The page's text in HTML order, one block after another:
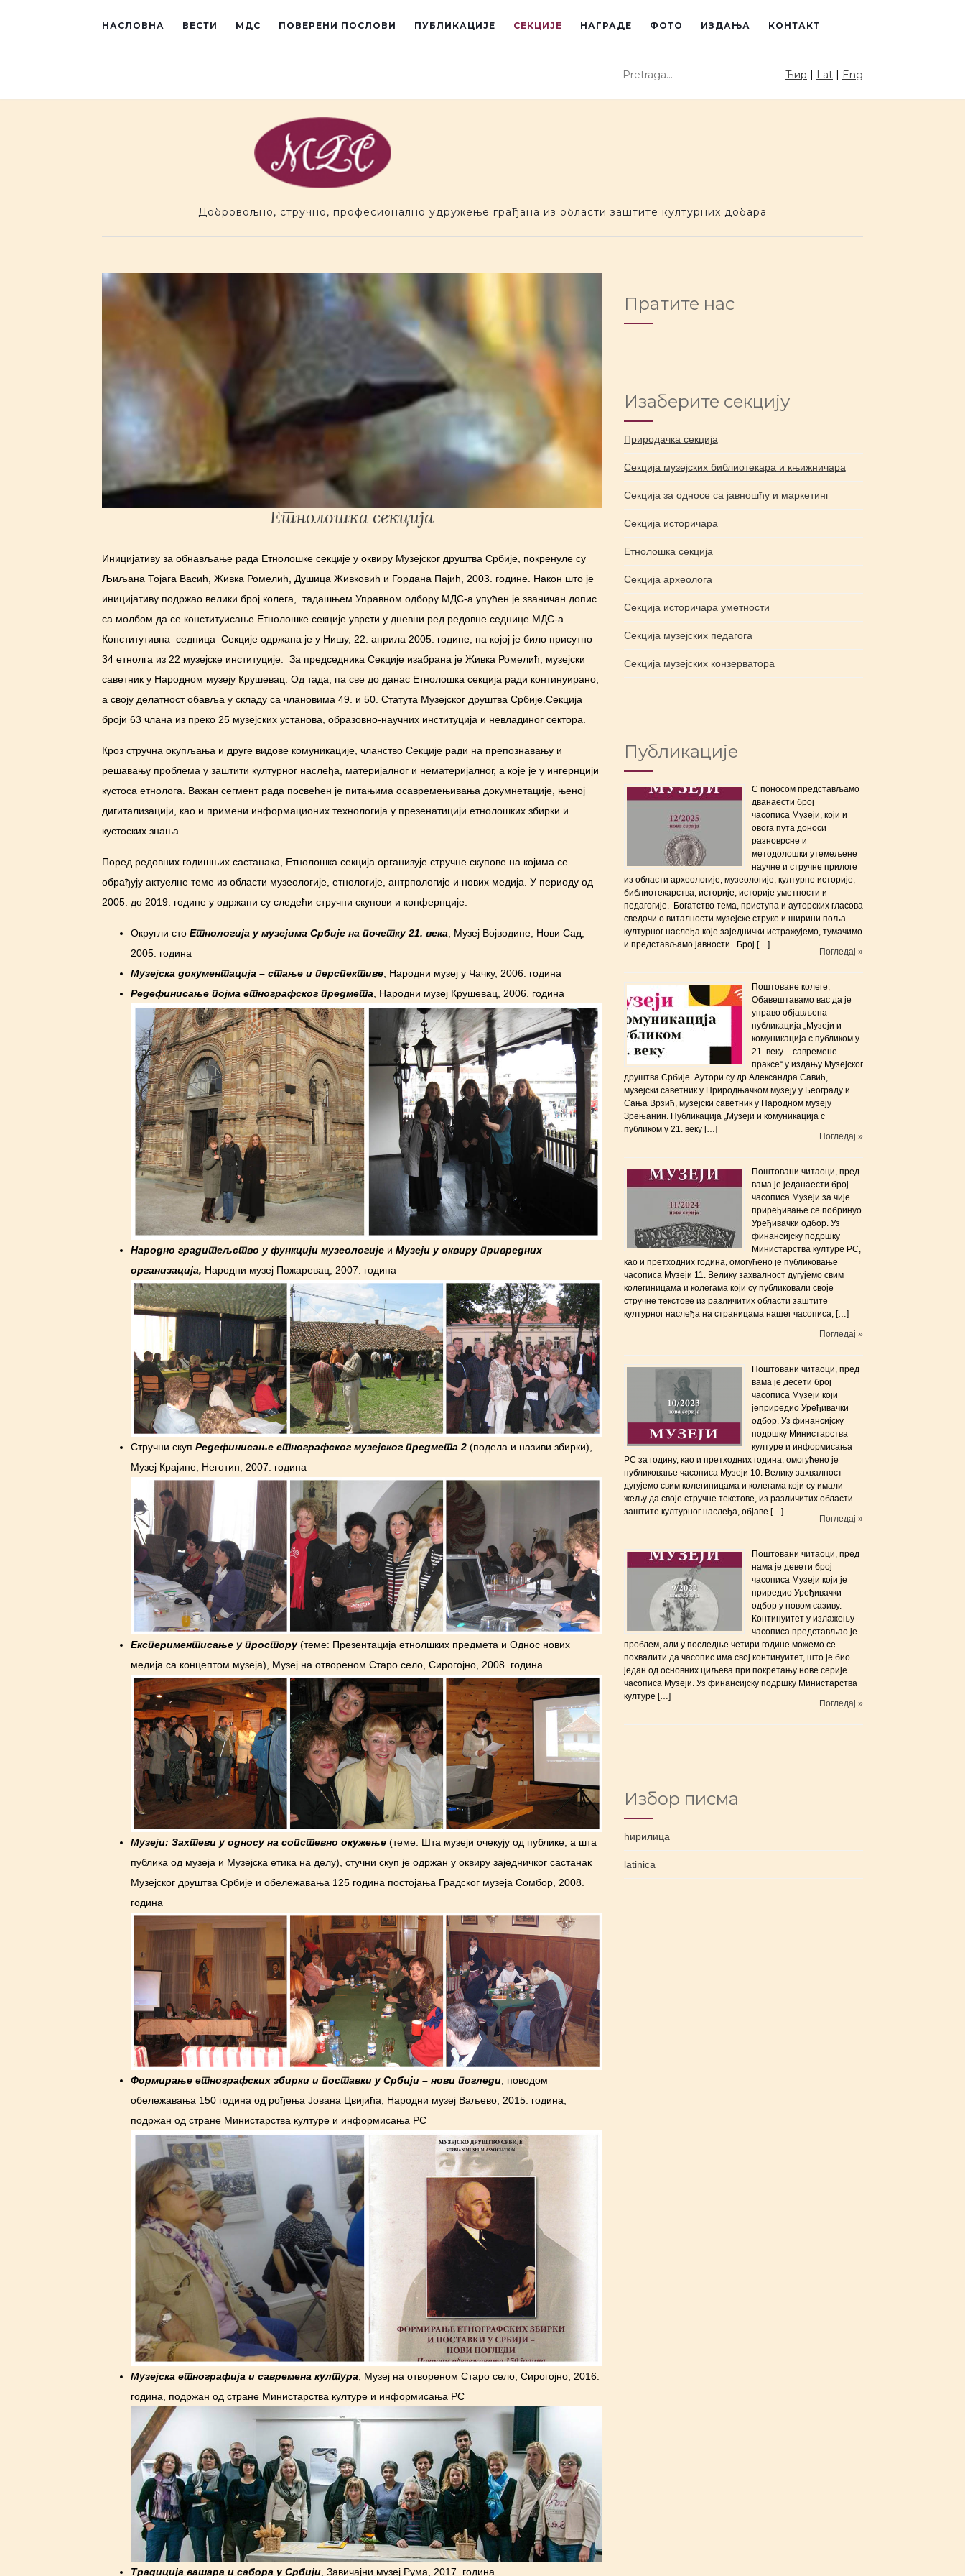
НАСЛОВНА ВЕСТИ МДС ПОВЕРЕНИ ПОСЛОВИ ПУБЛИКАЦИЈЕ СЕКЦИЈЕ НАГРАДЕ ФОТО ИЗДАЊА КОНТАКТ
Pretraga sajta PRETRAGA
Ћир | Lat | Eng
Добровољно, стручно, професионално удружење грађана из области заштите културних добара
Етнолошка секција
Иницијативу за обнављање рада Етнолошке секције у оквиру Музејског друштва Србије, покренуле су
Љиљана Тојага Васић, Живка Ромелић, Душица Живковић и Гордана Пајић, 2003. године. Након што је
иницијативу подржао велики број колега, тадашњем Управном одбору МДС-а упућен је званичан допис
са молбом да се конституисање Етнолошке секције уврсти у дневни ред редовне седнице МДС-а.
Конститутивна седница Секције одржана је у Нишу, 22. априла 2005. године, на којој је било присутно
34 етнолга из 22 музејске институције. За председника Секције изабрана је Живка Ромелић, музејски
саветник у Народном музеју Крушевац. Од тада, па све до данас Етнолошка секција ради континуирано,
а своју делатност обавља у складу са члановима 49. и 50. Статута Музејског друштва Србије.Секција
броји 63 члана из преко 25 музејских установа, образовно-научних институција и невладиног сектора.
Кроз стручна окупљања и друге видове комуникације, чланство Секције ради на препознавању и
решавању проблема у заштити културног наслеђа, материјалног и нематеријалног, а које је у ингернцији
кустоса етнолога. Важан сегмент рада посвећен је питањима осавремењивања докумнетације, њеној
дигитализацији, као и примени информационих технологија у презенатицији етнолошких збирки и
кустоских знања.
Поред редовних годишњих састанака, Етнолошка секција организује стручне скупове на којима се
обрађују актуелне теме из области музеологије, етнологије, антрпологије и нових медија. У периоду од
2005. до 2019. године у одржани су следећи стручни скупови и конфернције:
Округли сто Етнологија у музејима Србије на почетку 21. века , Музеј Војводине, Нови Сад,
2005. година
Музејска документација – стање и перспективе , Народни музеј у Чачку, 2006. година
Редефинисање појма етнографског предмета , Народни музеј Крушевац, 2006. година
Народно градитељство у функцији музеологије и Музеји у оквиру привредних
организација, Народни музеј Пожаревац, 2007. година
Стручни скуп Редефинисање етнографског музејског предмета 2 (подела и називи збирки),
Музеј Крајине, Неготин, 2007. година
Експериментисање у простору(теме: Презентација етнолшких предмета и Однос нових
медија са концептом музеја), Музеј на отвореном Старо село, Сирогојно, 2008. година
Музеји: Захтеви у односу на сопстевно окужење (теме: Шта музеји очекују од публике, а шта
публика од музеја и Музејска етика на делу), стучни скуп је одржан у оквиру заједничког састанак
Музејског друштва Србије и обележавања 125 година постојања Градског музеја Сомбор, 2008.
година
Формирање етнографских збирки и поставки у Србији – нови погледи , поводом
обележавања 150 година од рођења Јована Цвијића, Народни музеј Ваљево, 2015. година,
подржан од стране Министарства културе и информисања РС
Музејска етнографија и савремена култура, Музеј на отвореном Старо село, Сирогојно, 2016.
година, подржан од стране Министарства културе и информисања РС
Традиција вашара и сабора у Србији, Завичајни музеј Рума, 2017. година
Пратите нас
Изаберите секцију
Природачка секција
Секција музејских библиотекара и књижничара
Секција за односе са јавношћу и маркетинг
Секција историчара
Етнолошка секција
Секција археолога
Секција историчара уметности
Секција музејских педагога
Секција музејских конзерватора
Публикације
С поносом представљамо
дванаести број
часописа Музеји, који и
овога пута доноси
разноврсне и
методолошки утемељене
научне и стручне прилоге
из области археологије, музеологије, културне историје,
библиотекарства, историје, историје уметности и
педагогије. Богатство тема, приступа и ауторских гласова
сведочи о виталности музејске струке и ширини поља
културног наслеђа које заједнички истражујемо, тумачимо
и представљамо јавности. Број […]
Погледај »
Поштоване колеге,
Обавештавамо вас да је
управо објављена
публикација „Музеји и
комуникација с публиком у
21. веку – савремене
праксе“ у издању Музејског
друштва Србије. Аутори су др Александра Савић,
музејски саветник у Природњачком музеју у Београду и
Сања Врзић, музејски саветник у Народном музеју
Зрењанин. Публикација „Музеји и комуникација с
публиком у 21. веку […]
Погледај »
Поштовани читаоци, пред
вама је једанаести број
часописа Музеји за чије
приређивање се побринуо
Уређивачки одбор. Уз
финансијску подршку
Министарства културе РС,
као и претходних година, омогућено је публиковање
часописа Музеји 11. Велику захвалност дугујемо свим
колегиницама и колегама који су публиковали своје
стручне текстове из различитих области заштите
културног наслеђа на страницама нашег часописа, […]
Погледај »
Поштовани читаоци, пред
вама је десети број
часописа Музеји који
јеприредиo Уређивачки
одбор. Уз финансијску
подршку Министарства
културе и информисања
РС за годину, као и претходних година, омогућено је
публиковање часописа Музеји 10. Велику захвалност
дугујемо свим колегиницама и колегама који су имали
жељу да своје стручне текстове, из различитих области
заштите културног наслеђа, објаве […]
Погледај »
Поштовани читаоци, пред
нама је девети број
часописа Музеји који је
приредиo Уређивачки
одбор у новом сазиву.
Континуитет у излажењу
часописа представљао је
проблем, али у последње четири године можемо се
похвалити да часопис има свој континуитет, што је био
један од основних циљева при покретању нове серије
часописа Музеји. Уз финансијску подршку Министарства
културе […]
Погледај »
Избор писма
ћирилица
latinica